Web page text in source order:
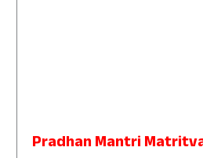
Pradhan Mantri